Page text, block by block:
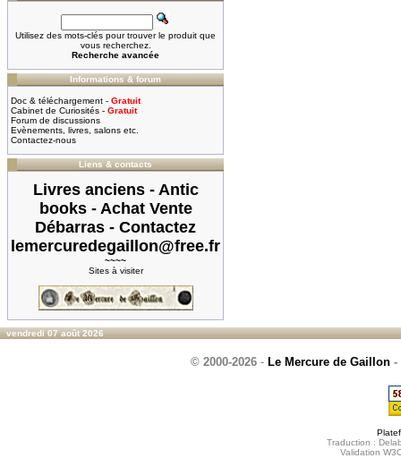
Utilisez des mots-clés pour trouver le produit que
vous recherchez.
Recherche avancée
Informations & forum
Doc & téléchargement - Gratuit
Cabinet de Curiosités - Gratuit
Forum de discussions
Evènements, livres, salons etc.
Contactez-nous
Liens & contacts
Livres anciens - Antic
books - Achat Vente
Débarras - Contactez
lemercuredegaillon@free.fr
~~~~
Sites à visiter
vendredi 07 août 2026
© 2000-2026 - Le Mercure de Gaillon -
Traduction :
Validation